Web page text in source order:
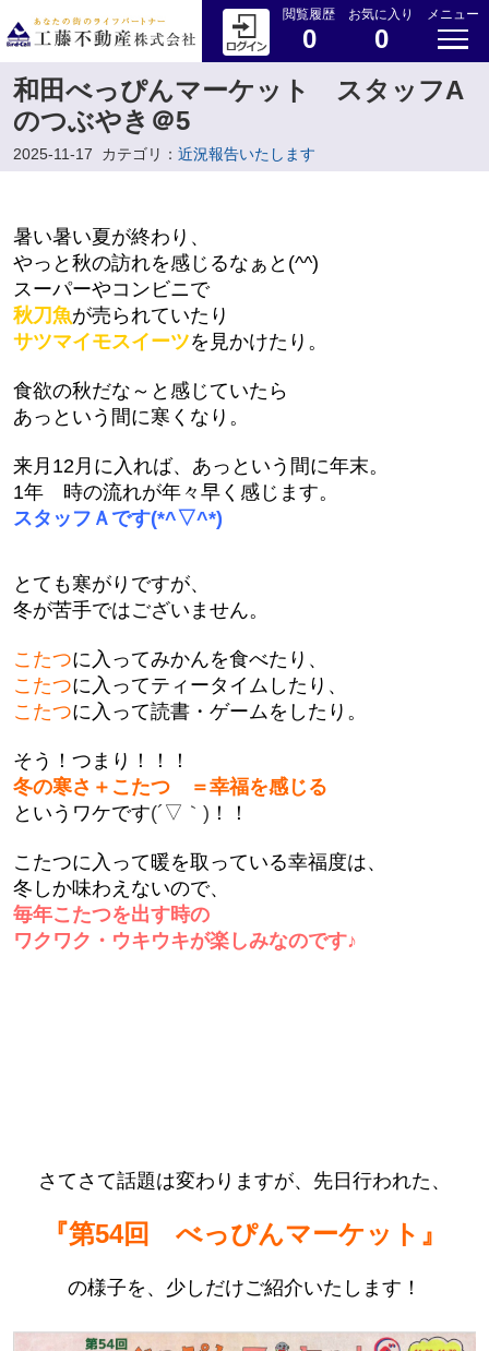
閲覧履歴
0
お気に入り
0
メニュー
和田べっぴんマーケット スタッフA
のつぶやき＠5
2025-11-17 カテゴリ： 近況報告いたします
暑い暑い夏が終わり、
やっと秋の訪れを感じるなぁと (^^)
スーパーやコンビニで
秋刀魚が売られていたり
サツマイモスイーツを見かけたり。
食欲の秋だな～と感じていたら
あっという間に寒くなり。
来月12月に入れば、あっという間に年末。
1年 時の流れが年々早く感じます。
スタッフＡです(*^▽^*)
とても寒がりですが、
冬が苦手ではございません。
こたつに入ってみかんを食べたり、
こたつに入ってティータイムしたり、
こたつに入って読書・ゲームをしたり。
そう！つまり！！！
冬の寒さ＋こたつ ＝幸福を感じる
というワケです(´▽｀) ！！
こたつに入って暖を取っている幸福度は、
冬しか味わえないので、
毎年こたつを出す時の
ワクワク・ウキウキが楽しみなのです♪
さてさて話題は変わりますが、先日行われた、
『第54回 べっぴんマーケット』
の様子を、 少しだけご紹介いたします！